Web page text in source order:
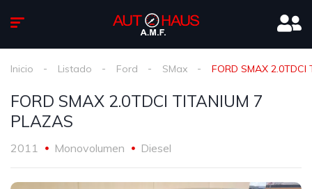
Inicio Listado Ford SMax FORD SMAX 2.0TDCI
FORD SMAX 2.0TDCI TITANIUM 7
PLAZAS
2011 Monovolumen Diesel